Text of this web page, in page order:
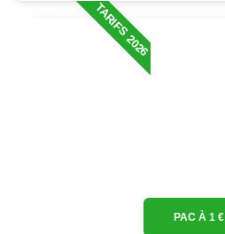
TARIFS 2026
PAC À 1 €